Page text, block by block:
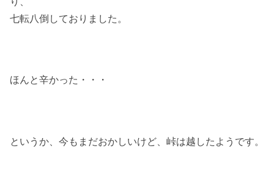
七転八倒しておりました。
ほんと辛かった・・・
というか、今もまだおかしいけど、峠は越したようです。